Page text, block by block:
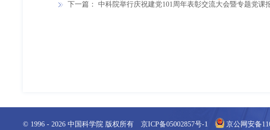
下一篇： 中科院举行庆祝建党101周年表彰交流大会暨专题党课
© 1996 - 2026 中国科学院 版权所有 京ICP备05002857号-1 京公网安备